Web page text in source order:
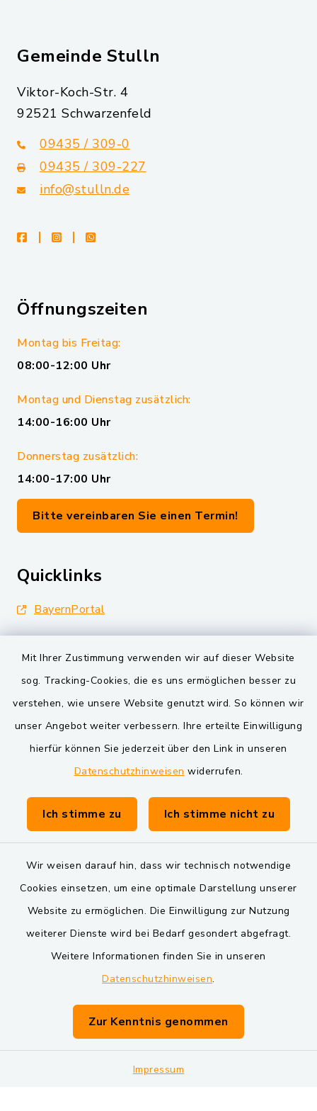
Mit Ihrer Zustimmung verwenden wir auf dieser Website
sog. Tracking-Cookies, die es uns ermöglichen besser zu
verstehen, wie unsere Website genutzt wird. So können wir
unser Angebot weiter verbessern. Ihre erteilte Einwilligung
hierfür können Sie jederzeit über den Link in unseren
Datenschutzhinweisen widerrufen.
Ich stimme zu Ich stimme nicht zu
Wir weisen darauf hin, dass wir technisch notwendige
Cookies einsetzen, um eine optimale Darstellung unserer
Website zu ermöglichen. Die Einwilligung zur Nutzung
weiterer Dienste wird bei Bedarf gesondert abgefragt.
Weitere Informationen finden Sie in unseren
Datenschutzhinweisen.
Zur Kenntnis genommen
Impressum
Gemeinde Stulln
Viktor-Koch-Str. 4
92521 Schwarzenfeld
09435 / 309-0
09435 / 309-227
info@stulln.de
facebookinstagramwhatsapp
Öffnungszeiten
Montag bis Freitag:
08:00-12:00 Uhr
Montag und Dienstag zusätzlich:
14:00-16:00 Uhr
Donnerstag zusätzlich:
14:00-17:00 Uhr
Bitte vereinbaren Sie einen Termin!
Quicklinks
BayernPortal
Landkreis Schwandorf
VG und Gemeinden
Markt Schwarzenfeld
Gemeinde Schwarzach bei Nabburg
Verwaltungsgemeinschaft Schwarzenfeld
Barrierefreiheit
Impressum
Sitemap